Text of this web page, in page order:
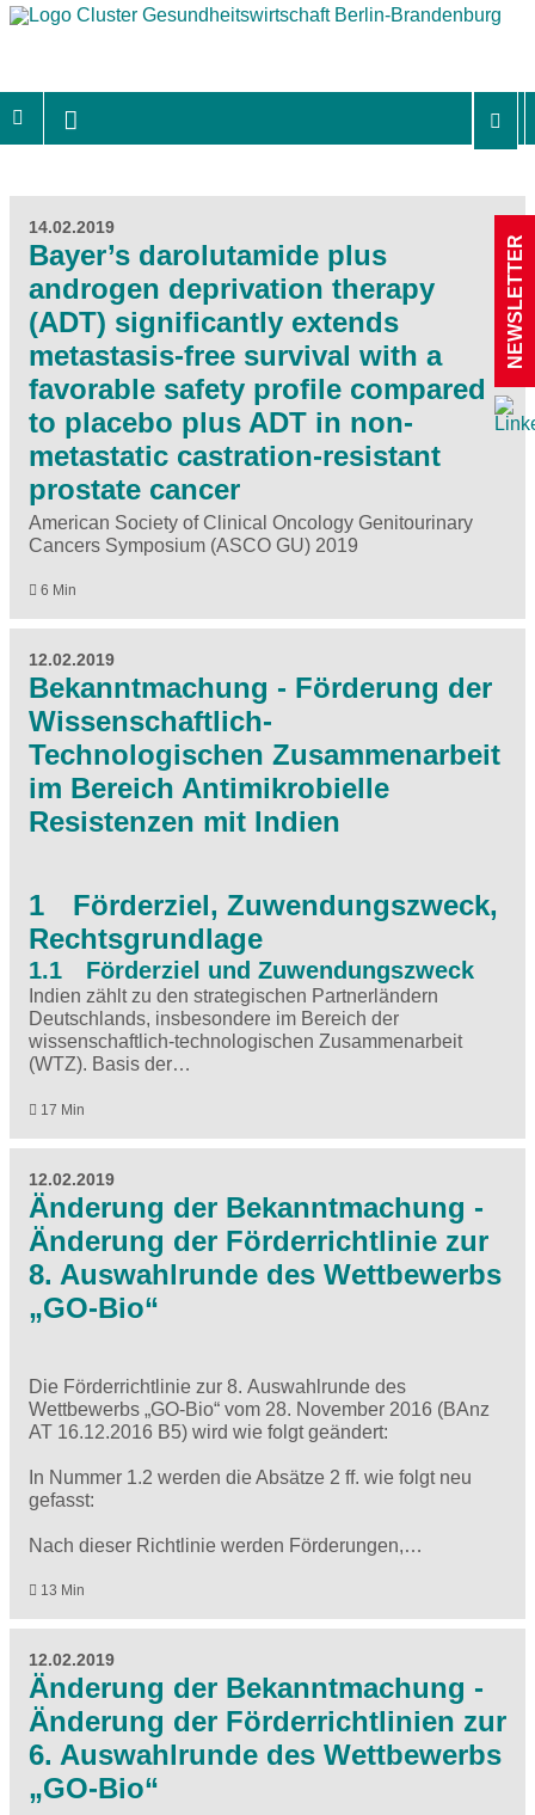
14.02.2019
Bayer’s darolutamide plus
androgen deprivation therapy
(ADT) significantly extends
metastasis-free survival with a
favorable safety profile compared
to placebo plus ADT in non-
metastatic castration-resistant
prostate cancer
American Society of Clinical Oncology Genitourinary
Cancers Symposium (ASCO GU) 2019
6 Min
12.02.2019
Bekanntmachung - Förderung der
Wissenschaftlich-
Technologischen Zusammenarbeit
im Bereich Antimikrobielle
Resistenzen mit Indien
1 Förderziel, Zuwendungszweck,
Rechtsgrundlage
1.1 Förderziel und Zuwendungszweck
Indien zählt zu den strategischen Partnerländern
Deutschlands, insbesondere im Bereich der
wissenschaftlich-technologischen Zusammenarbeit
(WTZ). Basis der…
17 Min
12.02.2019
Änderung der Bekanntmachung -
Änderung der Förderrichtlinie zur
8. Auswahlrunde des Wettbewerbs
„GO-Bio“
Die Förderrichtlinie zur 8. Auswahlrunde des
Wettbewerbs „GO-Bio“ vom 28. November 2016 (BAnz
AT 16.12.2016 B5) wird wie folgt geändert:
In Nummer 1.2 werden die Absätze 2 ff. wie folgt neu
gefasst:
Nach dieser Richtlinie werden Förderungen,…
13 Min
12.02.2019
Änderung der Bekanntmachung -
Änderung der Förderrichtlinien zur
6. Auswahlrunde des Wettbewerbs
„GO-Bio“
NEWSLETTER